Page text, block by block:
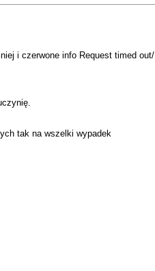
i czerwone info Request timed out/
tak na wszelki wypadek